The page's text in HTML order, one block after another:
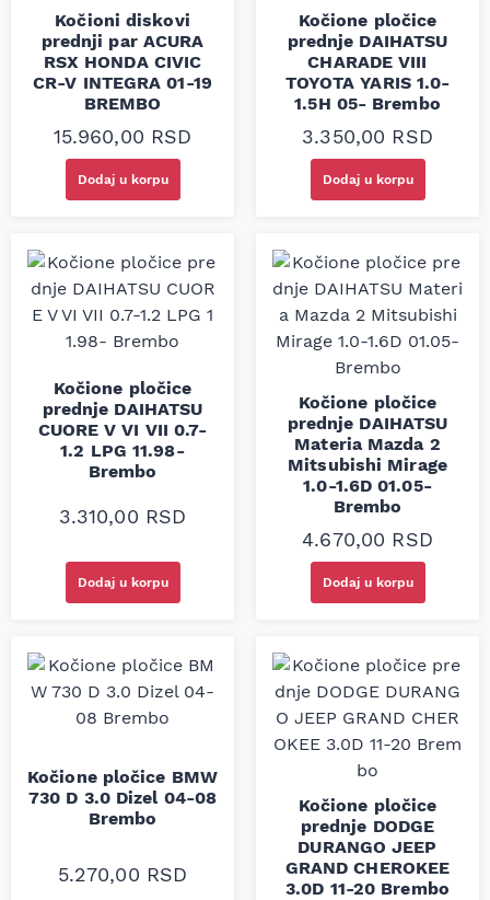
Kočioni diskovi
prednji par ACURA
RSX HONDA CIVIC
CR-V INTEGRA 01-19
BREMBO
15.960,00 RSD
Dodaj u korpu
Kočione pločice
prednje DAIHATSU
CHARADE VIII
TOYOTA YARIS 1.0-
1.5H 05- Brembo
3.350,00 RSD
Dodaj u korpu
Kočione pločice
prednje DAIHATSU
CUORE V VI VII 0.7-
1.2 LPG 11.98-
Brembo
3.310,00 RSD
Dodaj u korpu
Kočione pločice
prednje DAIHATSU
Materia Mazda 2
Mitsubishi Mirage
1.0-1.6D 01.05-
Brembo
4.670,00 RSD
Dodaj u korpu
Kočione pločice BMW
730 D 3.0 Dizel 04-08
Brembo
5.270,00 RSD
Kočione pločice
prednje DODGE
DURANGO JEEP
GRAND CHEROKEE
3.0D 11-20 Brembo